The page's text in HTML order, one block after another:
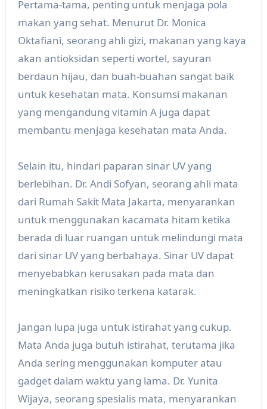
Pertama-tama, penting untuk menjaga pola
makan yang sehat. Menurut Dr. Monica
Oktafiani, seorang ahli gizi, makanan yang kaya
akan antioksidan seperti wortel, sayuran
berdaun hijau, dan buah-buahan sangat baik
untuk kesehatan mata. Konsumsi makanan
yang mengandung vitamin A juga dapat
membantu menjaga kesehatan mata Anda.
Selain itu, hindari paparan sinar UV yang
berlebihan. Dr. Andi Sofyan, seorang ahli mata
dari Rumah Sakit Mata Jakarta, menyarankan
untuk menggunakan kacamata hitam ketika
berada di luar ruangan untuk melindungi mata
dari sinar UV yang berbahaya. Sinar UV dapat
menyebabkan kerusakan pada mata dan
meningkatkan risiko terkena katarak.
Jangan lupa juga untuk istirahat yang cukup.
Mata Anda juga butuh istirahat, terutama jika
Anda sering menggunakan komputer atau
gadget dalam waktu yang lama. Dr. Yunita
Wijaya, seorang spesialis mata, menyarankan